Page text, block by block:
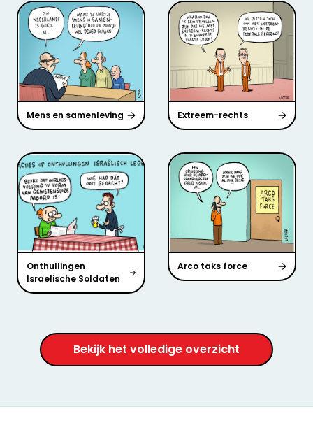
Mens en samenleving Extreem-rechts
Onthullingen
Israelische Soldaten
Arco taks force
Bekijk het volledige overzicht